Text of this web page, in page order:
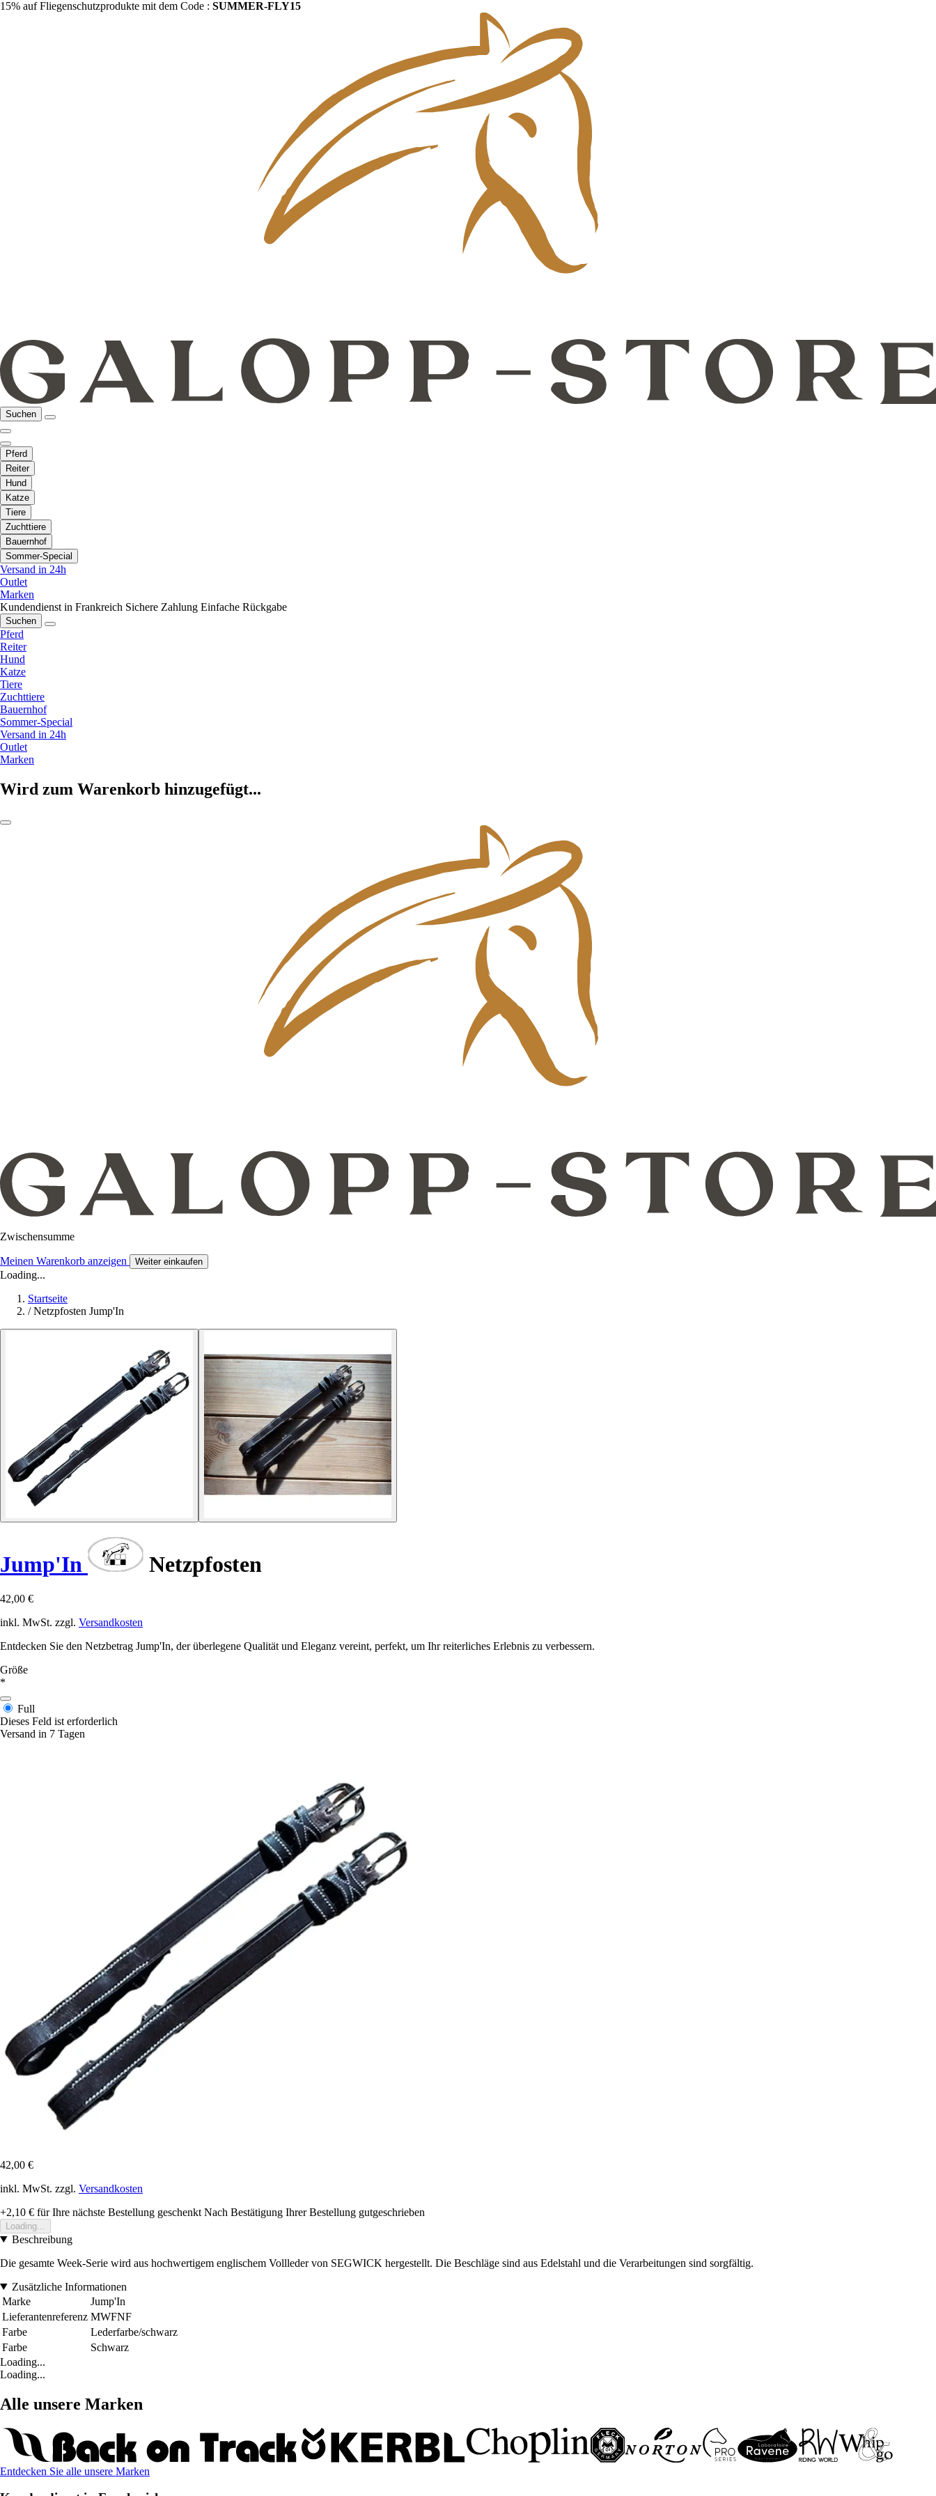
15% auf Fliegenschutzprodukte mit dem Code : SUMMER-FLY15
Suchen
Pferd
Reiter
Hund
Katze
Tiere
Zuchttiere
Bauernhof
Sommer-Special
Versand in 24h
Outlet
Marken
Kundendienst in Frankreich Sichere Zahlung Einfache Rückgabe
Suchen
Pferd
Reiter
Hund
Katze
Tiere
Zuchttiere
Bauernhof
Sommer-Special
Versand in 24h
Outlet
Marken
Wird zum Warenkorb hinzugefügt...
Zwischensumme
Meinen Warenkorb anzeigen Weiter einkaufen
Loading...
Startseite
/ Netzpfosten Jump'In
Jump'In Netzpfosten
42,00 €
inkl. MwSt. zzgl. Versandkosten
Entdecken Sie den Netzbetrag Jump'In, der überlegene Qualität und Eleganz vereint, perfekt, um Ihr reiterliches Erlebnis zu verbessern.
Größe
*
Full
Dieses Feld ist erforderlich
Versand in 7 Tagen
42,00 €
inkl. MwSt. zzgl. Versandkosten
+2,10 € für Ihre nächste Bestellung geschenkt Nach Bestätigung Ihrer Bestellung gutgeschrieben
Loading...
Beschreibung
Die gesamte Week-Serie wird aus hochwertigem englischem Vollleder von SEGWICK hergestellt. Die Beschläge sind aus Edelstahl und die Verarbeitungen sind sorgfältig.
Zusätzliche Informationen
Marke
Jump'In
Lieferantenreferenz MWFNF
Farbe
Lederfarbe/schwarz
Farbe
Schwarz
Loading...
Loading...
Alle unsere Marken
Entdecken Sie alle unsere Marken